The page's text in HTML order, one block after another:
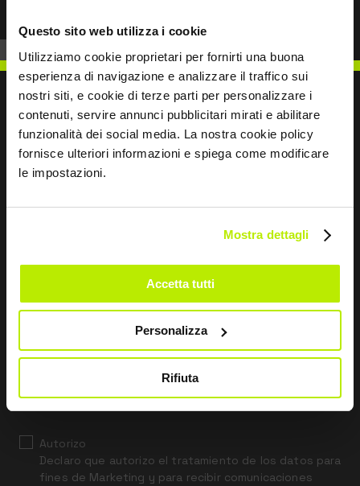
Questo sito web utilizza i cookie
Utilizziamo cookie proprietari per fornirti una buona
esperienza di navigazione e analizzare il traffico sui
nostri siti, e cookie di terze parti per personalizzare i
contenuti, servire annunci pubblicitari mirati e abilitare
funzionalità dei social media. La nostra cookie policy
fornisce ulteriori informazioni e spiega come modificare
le impostazioni.
Mostra dettagli
Accetta tutti
Personalizza
Rifiuta
ESCRÍBENOS
this
He leído el aviso legal sobre privacidad
con arreglo al artículo 13 del Reglamento UE 679/16.
Autorizo
Declaro que autorizo el tratamiento de los datos para
fines de Marketing y para recibir comunicaciones